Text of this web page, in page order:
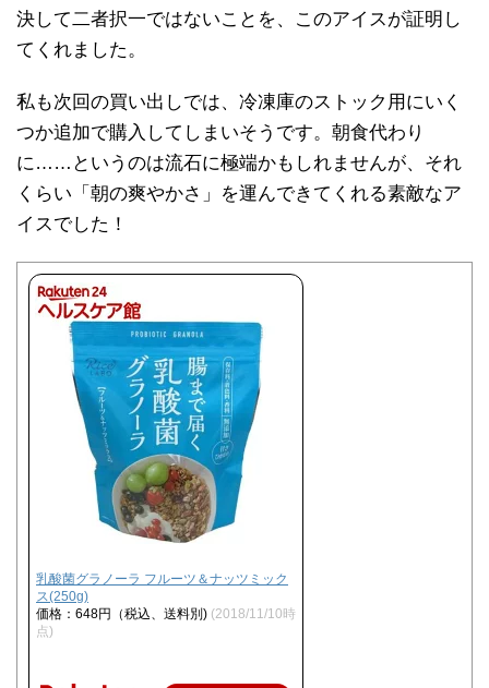
決して二者択一ではないことを、このアイスが証明し
てくれました。
私も次回の買い出しでは、冷凍庫のストック用にいく
つか追加で購入してしまいそうです。朝食代わり
に……というのは流石に極端かもしれませんが、それ
くらい「朝の爽やかさ」を運んできてくれる素敵なア
イスでした！
乳酸菌グラノーラ フルーツ＆ナッツミック
ス(250g)
価格：648円（税込、送料別) (2018/11/10時
点)